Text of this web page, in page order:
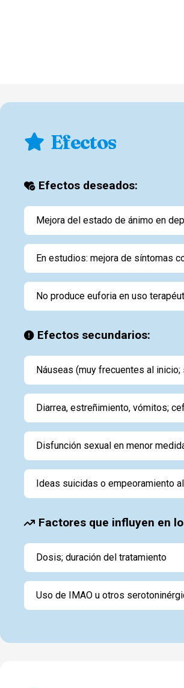
Efectos
Efectos deseados:
Mejora del estado de ánimo en
En estudios: mejora de síntomas
No produce euforia en uso
Efectos secundarios:
Náuseas (muy frecuentes al
Diarrea, estreñimiento, vómitos;
Disfunción sexual en menor
Ideas suicidas o empeoramiento
Factores que influyen en
Dosis; duración del tratamiento
Uso de IMAO u otros